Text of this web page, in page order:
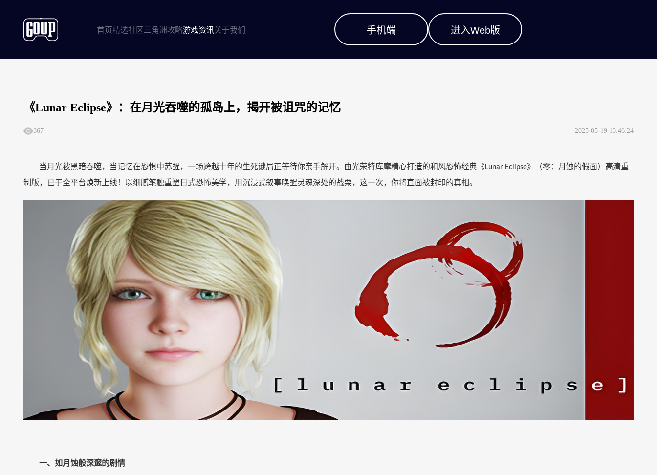
首页精选社区 三角洲攻略游戏资讯关于我们 手机端 进入Web版
《Lunar Eclipse》：在月光吞噬的孤岛上，揭开被诅咒的记忆
367 2025-05-19 10:46:24
当月光被黑暗吞噬，当记忆在恐惧中苏醒，一场跨越十年的生死谜局正等待你亲手解开。由光荣特库摩精心打造的和风恐怖经典《Lunar Eclipse》（零：月蚀的假面）高清重
制版，已于全平台焕新上线！以细腻笔触重塑日式恐怖美学，用沉浸式叙事唤醒灵魂深处的战栗，这一次，你将直面被封印的真相。
一、如月蚀般深邃的剧情